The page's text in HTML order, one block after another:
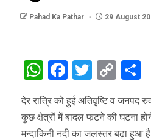
Pahad Ka Pathar 29 August
WhatsApp
Facebook
Twitter
Copy
देर रात्रि को हुई अतिवृष्टि व जनपद
कुछ क्षेत्रों में बादल फटने की घटना
मन्दाकिनी नदी का जलस्तर बढ़ा हुआ